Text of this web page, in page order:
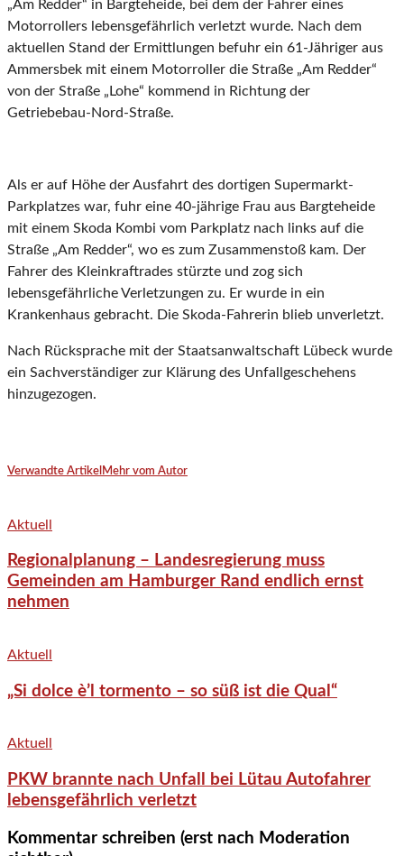
„Am Redder“ in Bargteheide, bei dem der Fahrer eines
Motorrollers lebensgefährlich verletzt wurde. Nach dem
aktuellen Stand der Ermittlungen befuhr ein 61-Jähriger aus
Ammersbek mit einem Motorroller die Straße „Am Redder“
von der Straße „Lohe“ kommend in Richtung der
Getriebebau-Nord-Straße.
Als er auf Höhe der Ausfahrt des dortigen Supermarkt-
Parkplatzes war, fuhr eine 40-jährige Frau aus Bargteheide
mit einem Skoda Kombi vom Parkplatz nach links auf die
Straße „Am Redder“, wo es zum Zusammenstoß kam. Der
Fahrer des Kleinkraftrades stürzte und zog sich
lebensgefährliche Verletzungen zu. Er wurde in ein
Krankenhaus gebracht. Die Skoda-Fahrerin blieb unverletzt.
Nach Rücksprache mit der Staatsanwaltschaft Lübeck wurde
ein Sachverständiger zur Klärung des Unfallgeschehens
hinzugezogen.
Verwandte Artikel Mehr vom Autor
Aktuell
Regionalplanung – Landesregierung muss
Gemeinden am Hamburger Rand endlich ernst
nehmen
Aktuell
„Si dolce è’l tormento – so süß ist die Qual“
Aktuell
PKW brannte nach Unfall bei Lütau Autofahrer
lebensgefährlich verletzt
Kommentar schreiben (erst nach Moderation